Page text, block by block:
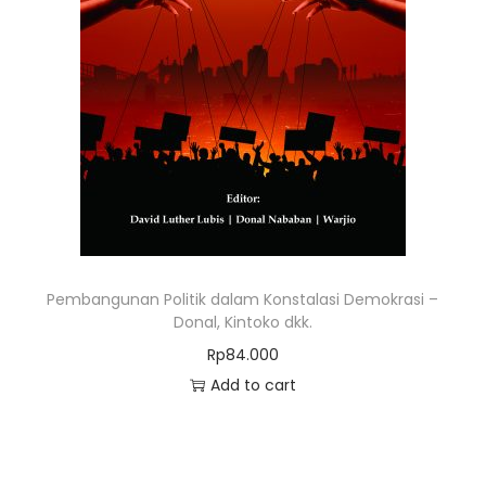
Pembangunan Politik dalam Konstalasi Demokrasi –
Donal, Kintoko dkk.
Rp84.000
Add to cart